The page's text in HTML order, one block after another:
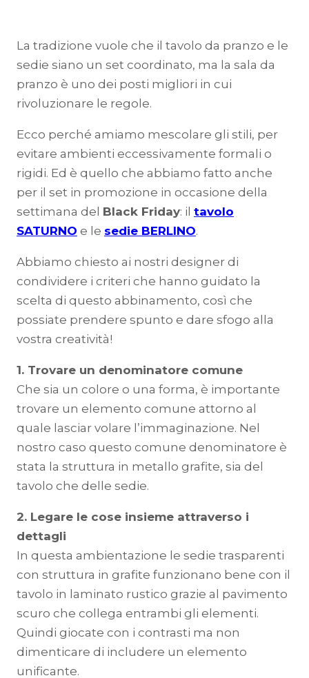
La tradizione vuole che il tavolo da pranzo e le
sedie siano un set coordinato, ma la sala da
pranzo è uno dei posti migliori in cui
rivoluzionare le regole.
Ecco perché amiamo mescolare gli stili, per
evitare ambienti eccessivamente formali o
rigidi. Ed è quello che abbiamo fatto anche
per il set in promozione in occasione della
settimana del Black Friday: il tavolo
SATURNO e le sedie BERLINO.
Abbiamo chiesto ai nostri designer di
condividere i criteri che hanno guidato la
scelta di questo abbinamento, così che
possiate prendere spunto e dare sfogo alla
vostra creatività!
1. Trovare un denominatore comune
Che sia un colore o una forma, è importante
trovare un elemento comune attorno al
quale lasciar volare l’immaginazione. Nel
nostro caso questo comune denominatore è
stata la struttura in metallo grafite, sia del
tavolo che delle sedie.
2. Legare le cose insieme attraverso i
dettagli
In questa ambientazione le sedie trasparenti
con struttura in grafite funzionano bene con il
tavolo in laminato rustico grazie al pavimento
scuro che collega entrambi gli elementi.
Quindi giocate con i contrasti ma non
dimenticare di includere un elemento
unificante.